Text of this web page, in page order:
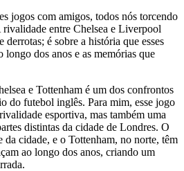
jogos com amigos, todos nós torcendo
entre Chelsea e Liverpool
derrotas; é sobre a história que esses
longo dos anos e as memórias que
e Tottenham é um dos confrontos
do futebol inglês. Para mim, esse jogo
esportiva, mas também uma
distintas da cidade de Londres. O
da cidade, e o Tottenham, no norte, têm
ao longo dos anos, criando um